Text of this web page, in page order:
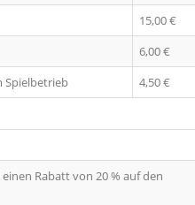
15,00 €
6,00 €
Spielbetrieb
4,50 €
Rabatt von 20 % auf den